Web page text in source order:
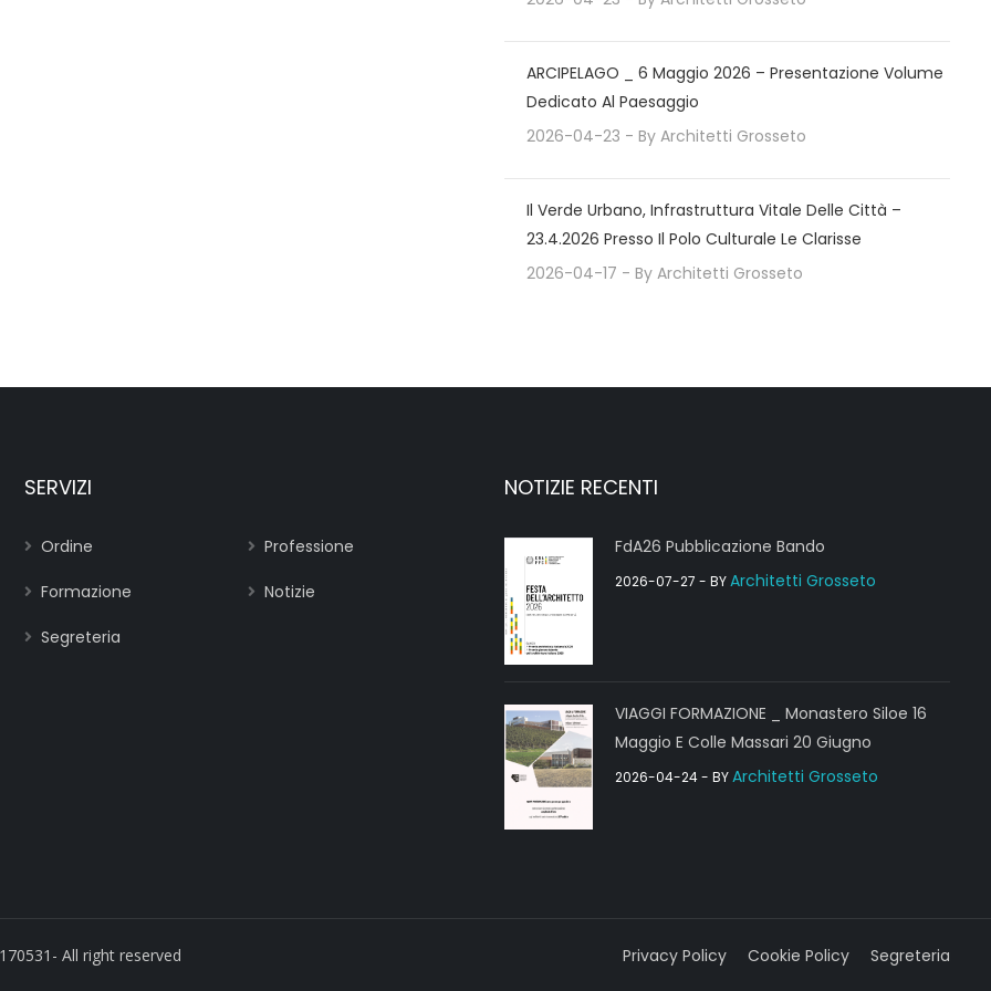
ARCIPELAGO _ 6 Maggio 2026 – Presentazione Volume
Dedicato Al Paesaggio
2026-04-23 - By Architetti Grosseto
Il Verde Urbano, Infrastruttura Vitale Delle Città –
23.4.2026 Presso Il Polo Culturale Le Clarisse
2026-04-17 - By Architetti Grosseto
SERVIZI
Ordine Professione
Formazione Notizie
Segreteria
NOTIZIE RECENTI
FdA26 Pubblicazione Bando
2026-07-27 - BYArchitetti Grosseto
VIAGGI FORMAZIONE _ Monastero Siloe 16
Maggio E Colle Massari 20 Giugno
2026-04-24- BYArchitetti Grosseto
All right reserved
Privacy Policy Cookie Policy Segreteria